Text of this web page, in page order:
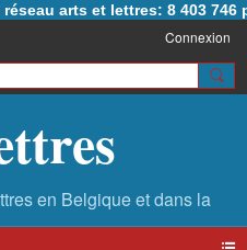
arts et lettres: 8 403 746
Connexion